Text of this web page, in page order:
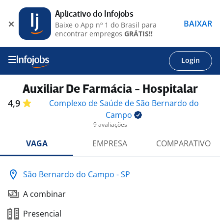
Login
Auxiliar De Farmácia - Hospitalar
4,9
Complexo de Saúde de São Bernardo do
Campo
9 avaliações
VAGA EMPRESA COMPARATIVO
São Bernardo do Campo - SP
A combinar
Presencial
Aplicativo do Infojobs
Baixe o App nº 1 do Brasil para
encontrar empregos GRÁTIS!!
BAIXAR